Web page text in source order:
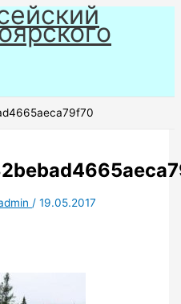
/19.05.2017